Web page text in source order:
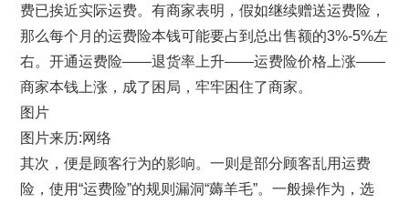
费已挨近实际运费。有商家表明，假如继续赠送运费险，
那么每个月的运费险本钱可能要占到总出售额的3%-5%左
右。开通运费险——退货率上升——运费险价格上涨——
商家本钱上涨，成了困局，牢牢困住了商家。
图片
图片来历:网络
其次，便是顾客行为的影响。一则是部分顾客乱用运费
险，使用“运费险”的规则漏洞“薅羊毛”。一般操作为，选